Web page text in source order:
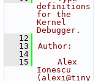
definitions
for the
Kernel
Debugger.
   12
   13
Author:
   14
   15
    Alex
Ionescu
(alexi@tiny